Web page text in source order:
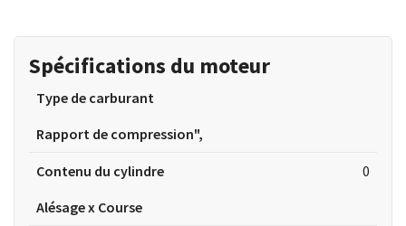
Spécifications du moteur
Type de carburant
Rapport de compression",
Contenu du cylindre
0
Alésage x Course